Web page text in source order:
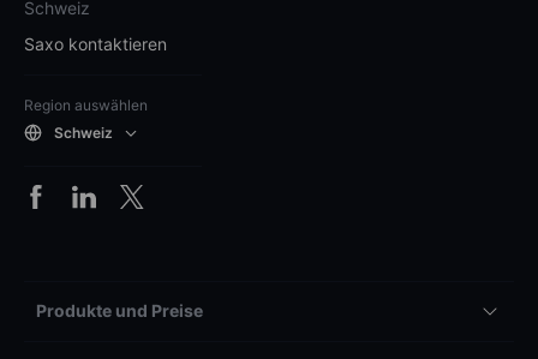
Schweiz
Saxo kontaktieren
Region auswählen
Schweiz
Produkte und Preise